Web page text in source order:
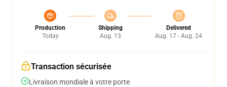
Production
Today
Shipping
Aug. 13
Delivered
Aug. 17 - Aug. 24
Transaction sécurisée
Livraison mondiale à votre porte